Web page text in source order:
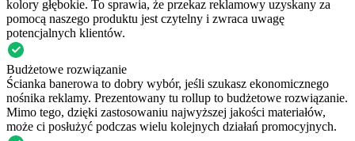
kolory głębokie. To sprawia, że przekaz reklamowy uzyskany za
pomocą naszego produktu jest czytelny i zwraca uwagę
potencjalnych klientów.
Budżetowe rozwiązanie
Ścianka banerowa to dobry wybór, jeśli szukasz ekonomicznego
nośnika reklamy. Prezentowany tu rollup to budżetowe rozwiązanie.
Mimo tego, dzięki zastosowaniu najwyższej jakości materiałów,
może ci posłużyć podczas wielu kolejnych działań promocyjnych.